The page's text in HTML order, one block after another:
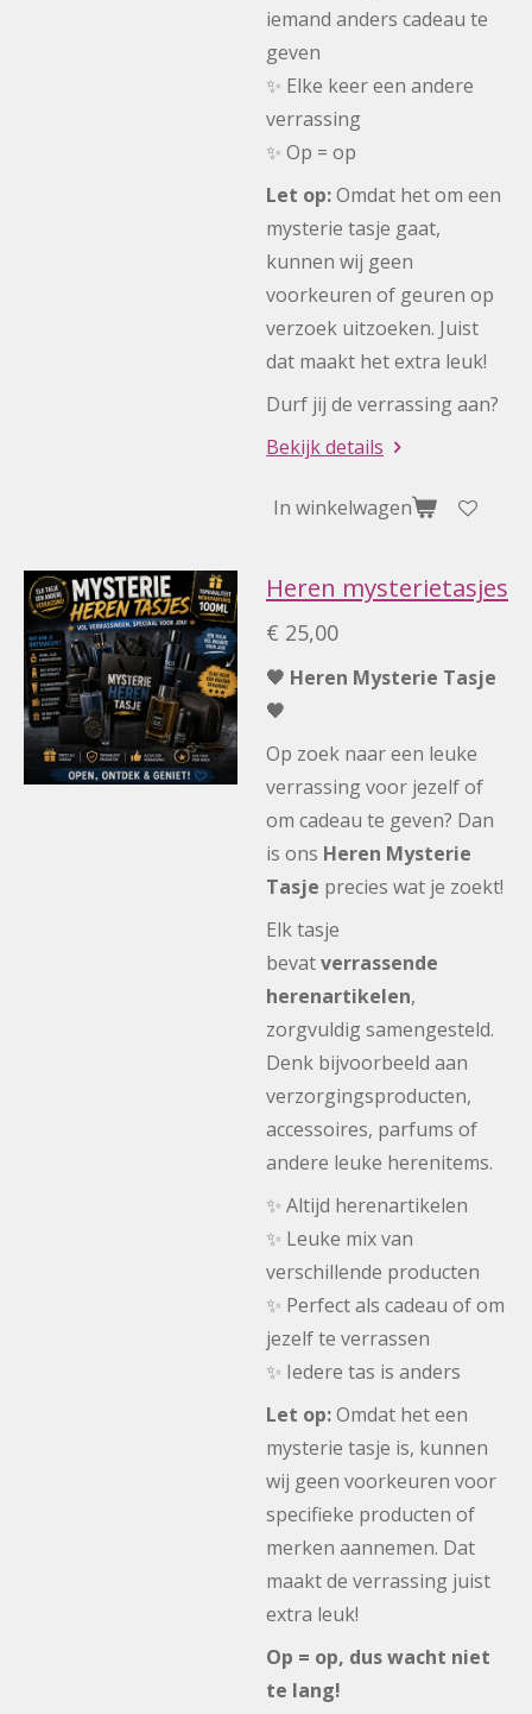
iemand anders cadeau te
geven
✨ Elke keer een andere
verrassing
✨ Op = op
Let op:Omdat het om een
mysterie tasje gaat,
kunnen wij geen
voorkeuren of geuren op
verzoek uitzoeken. Juist
dat maakt het extra leuk!
Durf jij de verrassing aan?
Bekijk details
In winkelwagen
Heren mysterietasjes
€ 25,00
🖤 Heren Mysterie Tasje
🖤
Op zoek naar een leuke
verrassing voor jezelf of
om cadeau te geven? Dan
is ons Heren Mysterie
Tasje precies wat je zoekt!
Elk tasje
bevatverrassende
herenartikelen,
zorgvuldig samengesteld.
Denk bijvoorbeeld aan
verzorgingsproducten,
accessoires, parfums of
andere leuke herenitems.
✨ Altijd herenartikelen
✨ Leuke mix van
verschillende producten
✨ Perfect als cadeau of om
jezelf te verrassen
✨ Iedere tas is anders
Let op:Omdat het een
mysterie tasje is, kunnen
wij geen voorkeuren voor
specifieke producten of
merken aannemen. Dat
maakt de verrassing juist
extra leuk!
Op = op, dus wacht niet
te lang!